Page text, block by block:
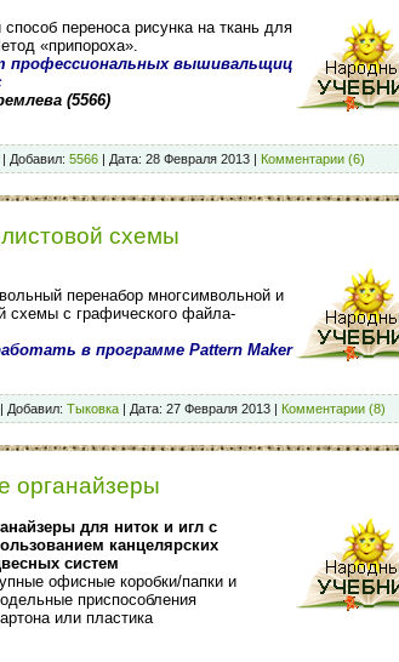
переноса рисунка на ткань для
«припороха».
вышивальщиц
(5566)
| Добавил: 5566 | Дата: 28 Февраля 2013 | Комментарии (6)
схемы
перенабор многсимвольной и
схемы с графического файла-
в программе Pattern Maker
| Добавил: Тыковка | Дата: 27 Февраля 2013 | Комментарии (8)
органайзеры
для ниток и игл с
канцелярских
систем
офисные коробки/папки и
приспособления
или пластика